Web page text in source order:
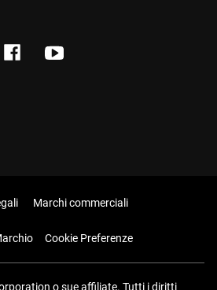
Marchi commerciali
Cookie Preferenze
o sue affiliate. Tutti i diritti